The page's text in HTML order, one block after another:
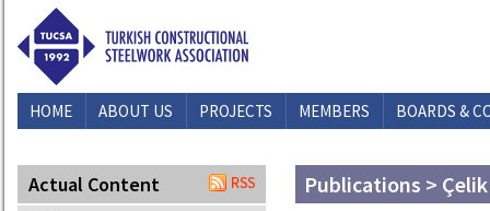
HOME ABOUT US PROJECTS MEMBERS BOARDS &
Actual Content Publications > Çelik